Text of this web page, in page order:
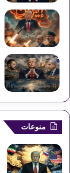
منوعات